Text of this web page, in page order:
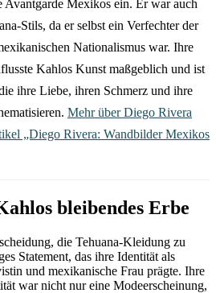
Avantgarde Mexikos ein. Er war auch
Stils, da er selbst ein Verfechter der
Nationalismus war. Ihre
Kahlos Kunst maßgeblich und ist
ihre Liebe, ihren Schmerz und ihre
Mehr über Diego Rivera
„Diego Rivera: Wandbilder Mexikos
bleibendes Erbe
die Tehuana-Kleidung zu
Statement, das ihre Identität als
und mexikanische Frau prägte. Ihre
war nicht nur eine Modeerscheinung,